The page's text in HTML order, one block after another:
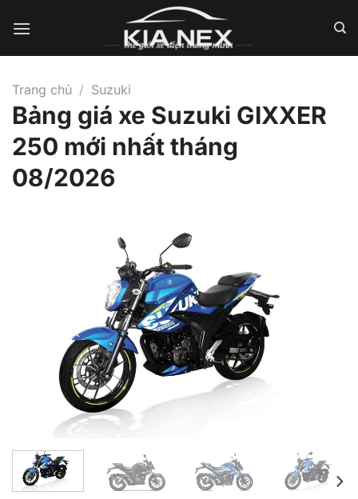
qua
Trang chủ / Suzuki
Bảng giá xe Suzuki GIXXER
250 mới nhất tháng
08/2026